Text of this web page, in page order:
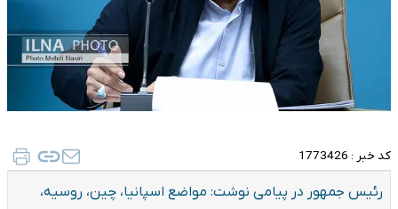
کد خبر : 1773426
رئیس جمهور در پیامی نوشت: مواضع اسپانیا، چین، روسیه،